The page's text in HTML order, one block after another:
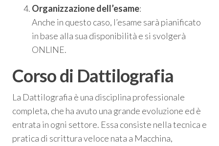
Organizzazione dell’esame:
Anche in questo caso, l’esame sarà pianificato
in base alla sua disponibilità e si svolgerà
ONLINE.
Corso di Dattilografia
La Dattilografia è una disciplina professionale
completa, che ha avuto una grande evoluzione ed è
entrata in ogni settore. Essa consiste nella tecnica e
pratica di scrittura veloce nata a Macchina,